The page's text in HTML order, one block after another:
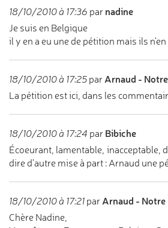
18/10/2010 à 17:36 par nadine
Je suis en Belgique
il y en a eu une de pétition mais ils
18/10/2010 à 17:25 par Arnaud -
La pétition est ici, dans les
18/10/2010 à 17:24 par Bibiche
Écoeurant, lamentable, inacceptable,
dire d'autre mise à part : Arnaud une
18/10/2010 à 17:21 par Arnaud - Notre
Chère Nadine,